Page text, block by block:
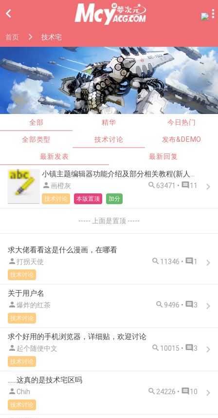

首页 技术宅
全部 精华
今日热门
全部类型
技术讨论
发布&DEMO
最新发表
最新回复
小镇主题编辑器功能介绍及部分相关教程(新人向)
 画橙灰  63471 •  11
技术讨论 本版置顶 加分
----- 上面是置顶 -----
求大佬看看这是什么漫画，在哪看
打拐天使  11346 •  1
技术讨论
关于用户名
爆炸的红茶  9496 •  3
技术讨论
求个好用的手机浏览器，详细贴，欢迎讨论
 起个随便中文  10015 •  3
技术讨论
......这真的是技术宅区吗
 Chih  24226 •  10
技术讨论